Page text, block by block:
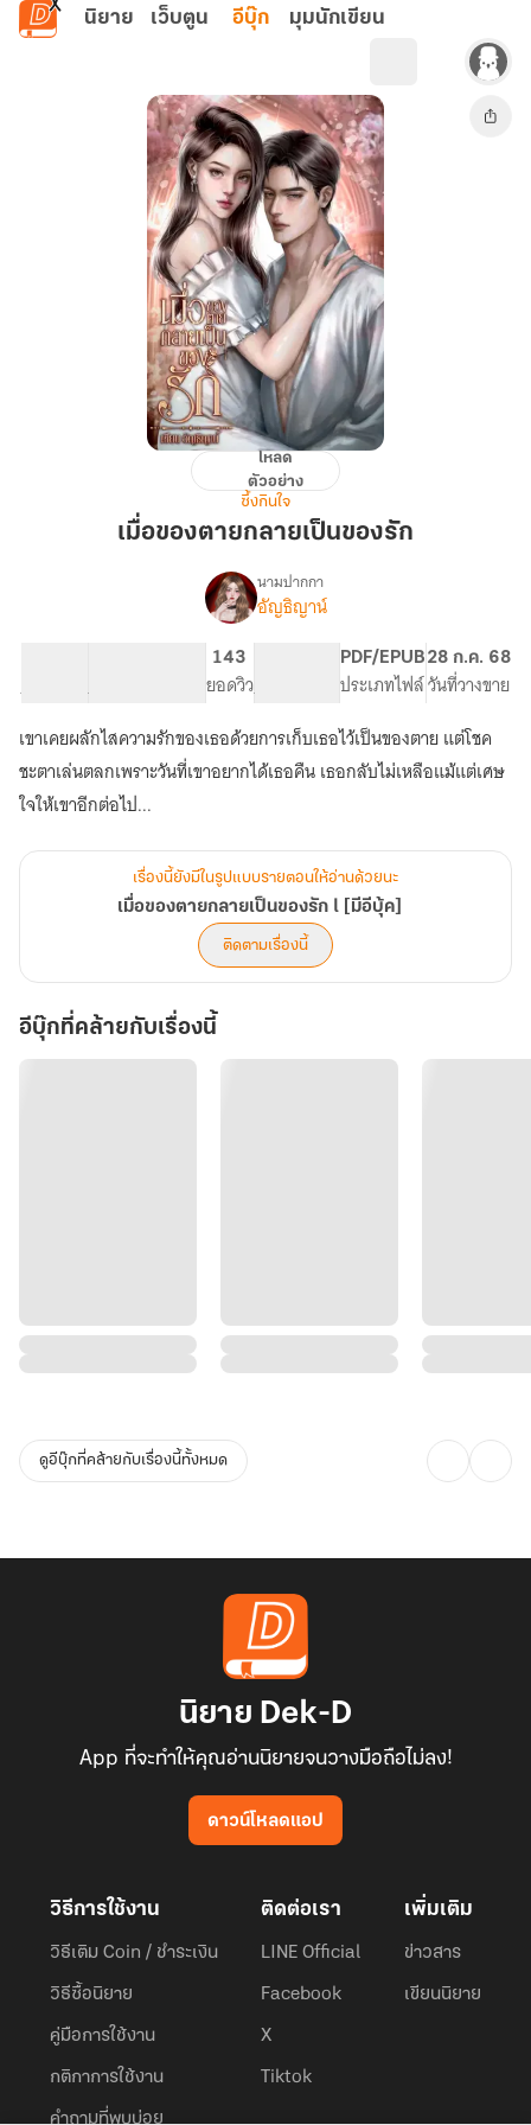
ข้ามไปยังเนื้อหาหลัก
นิยาย เว็บตูน อีบุ๊ก มุมนักเขียน
ตาย
โหลด
ตัวอย่าง
ซึ้งกินใจ
เมื่อของตายกลายเป็นของรัก
เรื่อง
เมื่อ
ของ
รัก
บุ้ค]
นามปากกา
อัญธิญาน์
จำนวนคำ จำนวนหน้า (A5)
143
ยอดวิวระดับเนื้อหา
PDF/EPUB
ประเภทไฟล์
28 ก.ค. 68
วันที่วางขาย
เขาเคยผลักไสความรักของเธอด้วยการเก็บเธอไว้เป็นของตาย แต่โชค
ชะตาเล่นตลกเพราะวันที่เขาอยากได้เธอคืน เธอกลับไม่เหลือแม้แต่เศษ
ใจให้เขาอีกต่อไป...
เรื่องนี้ยังมีในรูปแบบรายตอนให้อ่านด้วยนะ
เมื่อของตายกลายเป็นของรัก l [มีอีบุ้ค]
ติดตามเรื่องนี้
อีบุ๊กที่คล้ายกับเรื่องนี้
ดูอีบุ๊กที่คล้ายกับเรื่องนี้ทั้งหมด
นิยาย Dek-D
App ที่จะทำให้คุณอ่านนิยายจนวางมือถือไม่ลง!
ดาวน์โหลดแอป
วิธีการใช้งาน
วิธีเติม Coin / ชำระเงิน
วิธีซื้อนิยาย
คู่มือการใช้งาน
กติกาการใช้งาน
คำถามที่พบบ่อย
ติดต่อเรา
LINE Official
Facebook
X
Tiktok
เพิ่มเติม
ข่าวสาร
เขียนนิยาย